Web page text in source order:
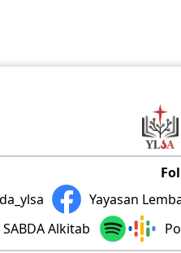
Yayasan
SABDA Alkitab